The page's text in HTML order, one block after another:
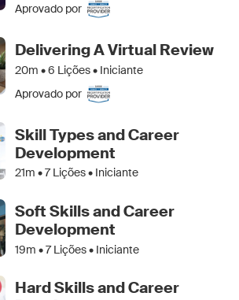
Aprovado por
Delivering A Virtual Review
20m •6 Lições • Iniciante
Aprovado por
Skill Types and Career
Development
21m •7Lições • Iniciante
Soft Skills and Career
Development
19m •7Lições • Iniciante
Hard Skills and Career